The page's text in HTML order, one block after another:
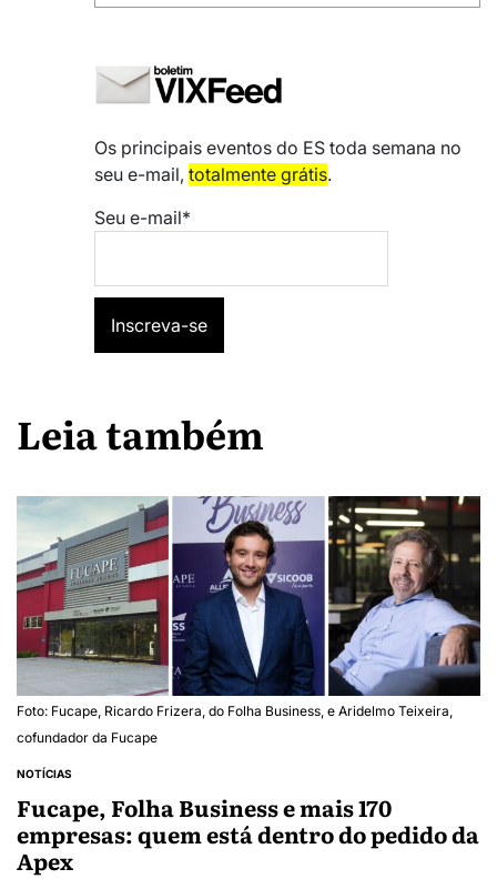
Os principais eventos do ES toda semana no
seu e-mail, totalmente grátis.
Seu e-mail*
Leia também
Foto: Fucape, Ricardo Frizera, do Folha Business, e Aridelmo Teixeira,
cofundador da Fucape
NOTÍCIAS
Fucape, Folha Business e mais 170
empresas: quem está dentro do pedido da
Apex